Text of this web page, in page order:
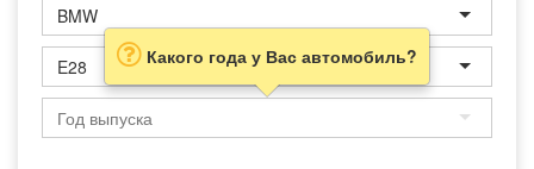
BMW
E28 Какого года у Вас автомобиль?